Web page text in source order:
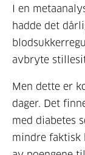
I en
hadde det
avbryte
Men dette er
dager. Det
med diabetes
mindre faktisk